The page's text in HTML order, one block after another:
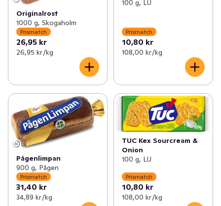
Originalrost
1000 g, Skogaholm
Prismatch
26,95 kr
26,95 kr /kg
100 g, LU
Prismatch
10,80 kr
108,00 kr /kg
Pågenlimpan
900 g, Pågen
Prismatch
31,40 kr
34,89 kr /kg
TUC Kex Sourcream &
Onion
100 g, LU
Prismatch
10,80 kr
108,00 kr /kg